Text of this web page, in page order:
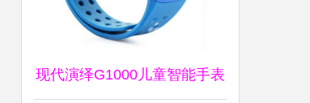
现代演绎G1000儿童智能手表